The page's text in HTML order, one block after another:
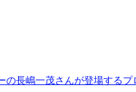
の長嶋一茂さんが登場する